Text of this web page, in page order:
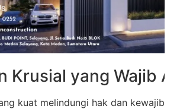
Krusial yang Wajib
kuat melindungi hak dan